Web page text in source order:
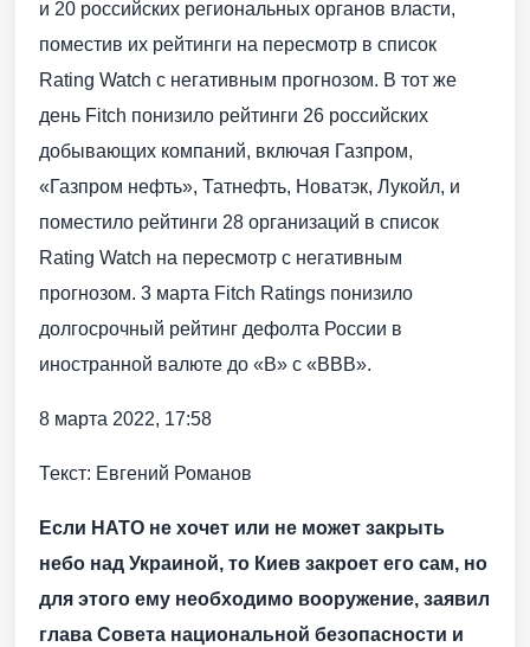
и 20 российских региональных органов власти,
поместив их рейтинги на пересмотр в список
Rating Watch с негативным прогнозом. В тот же
день Fitch понизило рейтинги 26 российских
добывающих компаний, включая Газпром,
«Газпром нефть», Татнефть, Новатэк, Лукойл, и
поместило рейтинги 28 организаций в список
Rating Watch на пересмотр с негативным
прогнозом. 3 марта Fitch Ratings понизило
долгосрочный рейтинг дефолта России в
иностранной валюте до «B» с «BBB».
8 марта 2022, 17:58
Текст: Евгений Романов
Если НАТО не хочет или не может закрыть
небо над Украиной, то Киев закроет его сам, но
для этого ему необходимо вооружение, заявил
глава Совета национальной безопасности и